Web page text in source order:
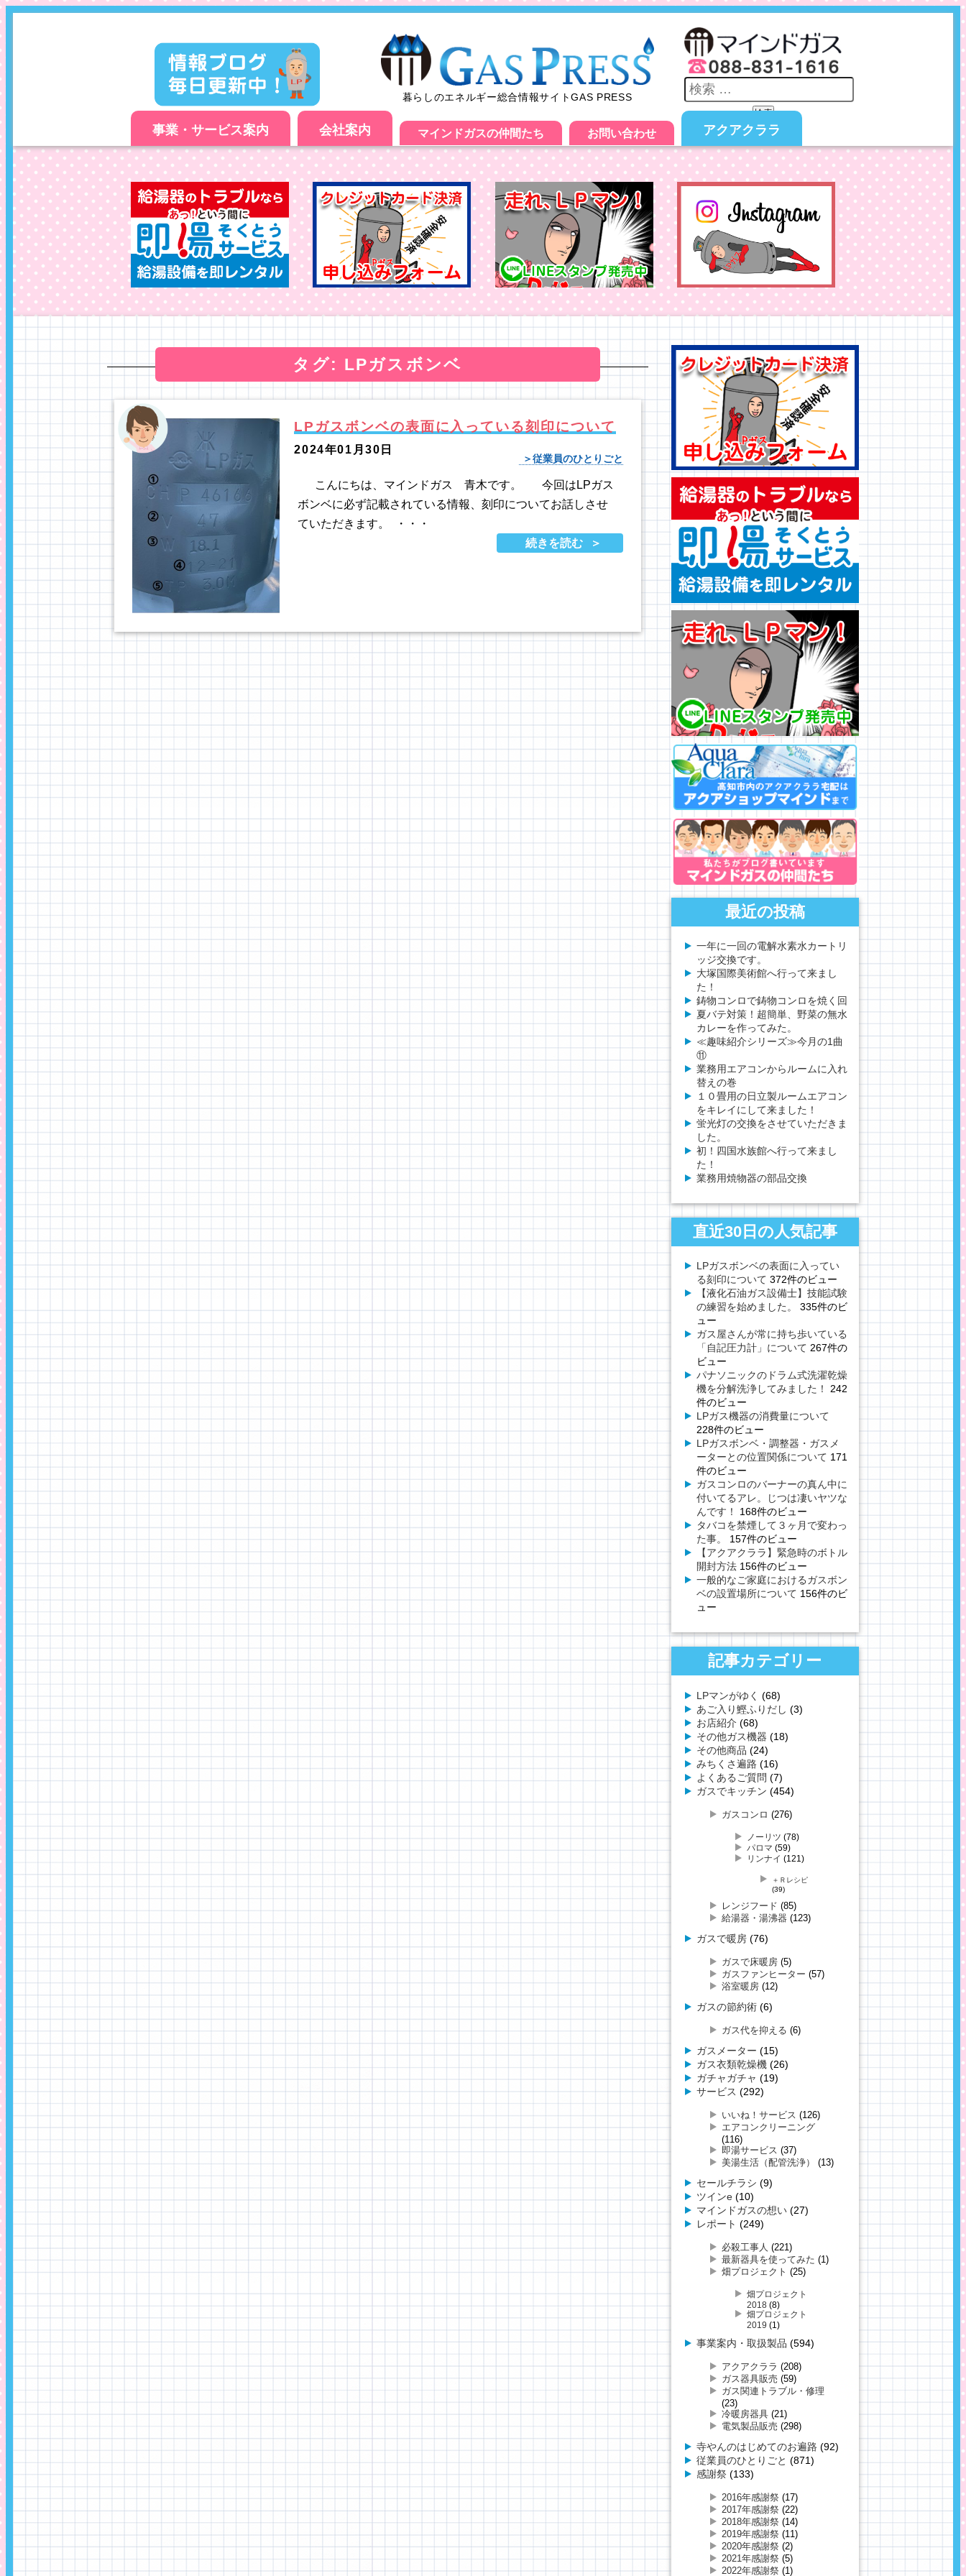
暮らしのエネルギー総合情報サイトGAS PRESS
検索
事業・サービス案内 会社案内 マインドガスの仲間たち お問い合わせ アクアクララ
タグ: LPガスボンベ
LPガスボンベの表面に入っている刻印について
2024年01月30日
従業員のひとりごと
こんにちは、マインドガス 青木です。 今回はLPガス
ボンベに必ず記載されている情報、刻印についてお話しさせ
ていただきます。 ・・・
続きを読む
最近の投稿
一年に一回の電解水素水カートリ
ッジ交換です。
大塚国際美術館へ行って来まし
た！
鋳物コンロで鋳物コンロを焼く回
夏バテ対策！超簡単、野菜の無水
カレーを作ってみた。
≪趣味紹介シリーズ≫今月の1曲
⑪
業務用エアコンからルームに入れ
替えの巻
１０畳用の日立製ルームエアコン
をキレイにして来ました！
蛍光灯の交換をさせていただきま
した。
初！四国水族館へ行って来まし
た！
業務用焼物器の部品交換
直近30日の人気記事
LPガスボンベの表面に入ってい
る刻印について 372件のビュー
【液化石油ガス設備士】技能試験
の練習を始めました。
335件のビ
ュー
ガス屋さんが常に持ち歩いている
「自記圧力計」について 267件の
ビュー
パナソニックのドラム式洗濯乾燥
機を分解洗浄してみました！
242
件のビュー
LPガス機器の消費量について
228件のビュー
LPガスボンベ・調整器・ガスメ
ーターとの位置関係について 171
件のビュー
ガスコンロのバーナーの真ん中に
付いてるアレ。じつは凄いヤツな
んです！
168件のビュー
タバコを禁煙して３ヶ月で変わっ
た事。
157件のビュー
【アクアクララ】緊急時のボトル
開封方法 156件のビュー
一般的なご家庭におけるガスボン
ベの設置場所について 156件のビ
ュー
記事カテゴリー
LPマンがゆく (68)
あご入り鰹ふりだし (3)
お店紹介 (68)
その他ガス機器 (18)
その他商品 (24)
みちくさ遍路 (16)
よくあるご質問 (7)
ガスでキッチン (454)
ガスコンロ (276)
ノーリツ (78)
パロマ (59)
リンナイ (121)
＋Ｒレシピ
(39)
レンジフード (85)
給湯器・湯沸器 (123)
ガスで暖房(76)
ガスで床暖房(5)
ガスファンヒーター (57)
浴室暖房(12)
ガスの節約術(6)
ガス代を抑える (6)
ガスメーター (15)
ガス衣類乾燥機 (26)
ガチャガチャ (19)
サービス (292)
いいね！サービス (126)
エアコンクリーニング
(116)
即湯サービス (37)
美湯生活（配管洗浄）
(13)
セールチラシ (9)
ツインe(10)
マインドガスの想い(27)
レポート (249)
必殺工事人 (221)
最新器具を使ってみた (1)
畑プロジェクト (25)
畑プロジェクト
2018(8)
畑プロジェクト
2019 (1)
事業案内・取扱製品 (594)
アクアクララ (208)
ガス器具販売 (59)
ガス関連トラブル・修理
(23)
冷暖房器具(21)
電気製品販売 (298)
寺やんのはじめてのお遍路 (92)
従業員のひとりごと (871)
感謝祭 (133)
2016年感謝祭 (17)
2017年感謝祭 (22)
2018年感謝祭 (14)
2019年感謝祭 (11)
2020年感謝祭 (2)
2021年感謝祭 (5)
2022年感謝祭 (1)